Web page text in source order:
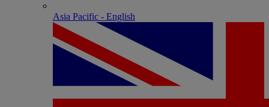
Asia Pacific - English